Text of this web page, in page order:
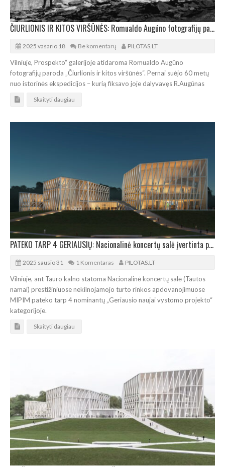
ČIURLIONIS IR KITOS VIRŠŪNĖS: Romualdo Augūno fotografijų paroda
2025 vasario 18 Be komentarų PILOTAS.LT
Vilniuje, Prospekto“ galerijoje atidaroma Romualdo Augūno
fotografijų paroda „Čiurlionis ir kitos viršūnės“. Pernai suėjo 60 metų
nuo istorinės ekspedicijos – kurią fiksavo joje dalyvavęs R.Augūnas
Skaityti daugiau
PATEKO TARP 4 GERIAUSIŲ: Nacionalinė koncertų salė įvertinta prestižinėje Kanų parodoje
2025 sausio 31 1 Komentaras PILOTAS.LT
Vilniuje, ant Tauro kalno statoma Nacionalinė koncertų salė (Tautos
namai) prestižiniuose nekilnojamojo turto rinkos apdovanojimuose
MIPIM pateko tarp 4 nominantų „Geriausio naujai vystomo projekto“
kategorijoje.
Skaityti daugiau